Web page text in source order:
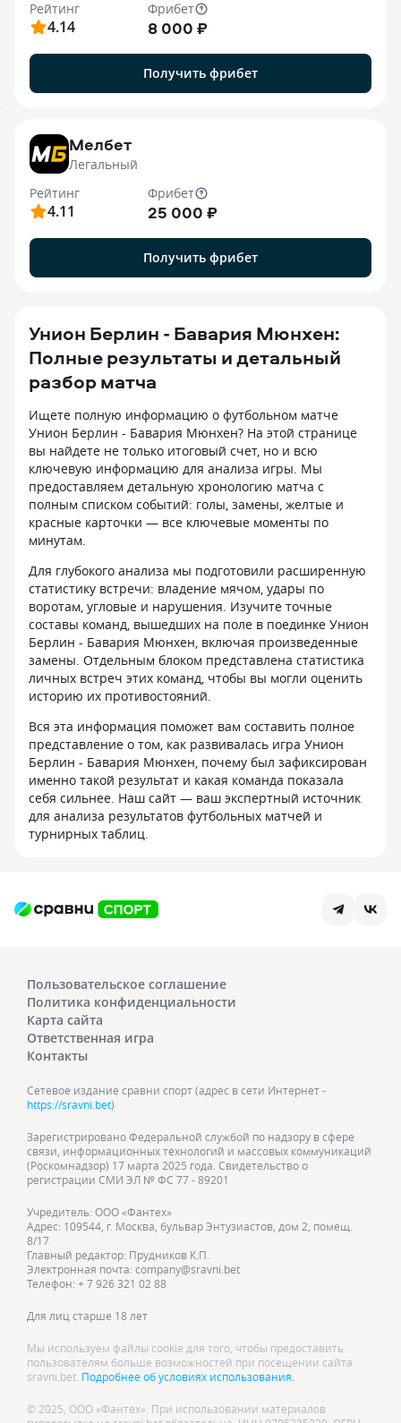
Рейтинг
4.14
Фрибет
8 000 ₽
Получить фрибет
Мелбет
Легальный
Рейтинг
4.11
Фрибет
25 000 ₽
Получить фрибет
Унион Берлин - Бавария Мюнхен:
Полные результаты и детальный
разбор матча
Ищете полную информацию о футбольном матче
Унион Берлин - Бавария Мюнхен? На этой странице
вы найдете не только итоговый счет, но и всю
ключевую информацию для анализа игры. Мы
предоставляем детальную хронологию матча с
полным списком событий: голы, замены, желтые и
красные карточки — все ключевые моменты по
минутам.
Для глубокого анализа мы подготовили расширенную
статистику встречи: владение мячом, удары по
воротам, угловые и нарушения. Изучите точные
составы команд, вышедших на поле в поединке Унион
Берлин - Бавария Мюнхен, включая произведенные
замены. Отдельным блоком представлена статистика
личных встреч этих команд, чтобы вы могли оценить
историю их противостояний.
Вся эта информация поможет вам составить полное
представление о том, как развивалась игра Унион
Берлин - Бавария Мюнхен, почему был зафиксирован
именно такой результат и какая команда показала
себя сильнее. Наш сайт — ваш экспертный источник
для анализа результатов футбольных матчей и
турнирных таблиц.
Пользовательское соглашение
Политика конфиденциальности
Карта сайта
Ответственная игра
Контакты
Сетевое издание сравни спорт (адрес в сети Интернет -
https://sravni.bet)
Зарегистрировано Федеральной службой по надзору в сфере
связи, информационных технологий и массовых коммуникаций
(Роскомнадзор) 17 марта 2025 года. Свидетельство о
регистрации СМИ ЭЛ № ФС 77 - 89201
Учредитель: ООО «Фантех»
Адрес: 109544, г. Москва, бульвар Энтузиастов, дом 2, помещ.
8/17
Главный редактор: Прудников К.П.
Электронная почта: company@sravni.bet
Телефон: + 7 926 321 02 88
Для лиц старше 18 лет
Мы используем файлы cookie для того, чтобы предоставить
пользователям больше возможностей при посещении сайта
sravni.bet. Подробнее об условиях использования.
© 2025, ООО «Фантех». При использовании материалов